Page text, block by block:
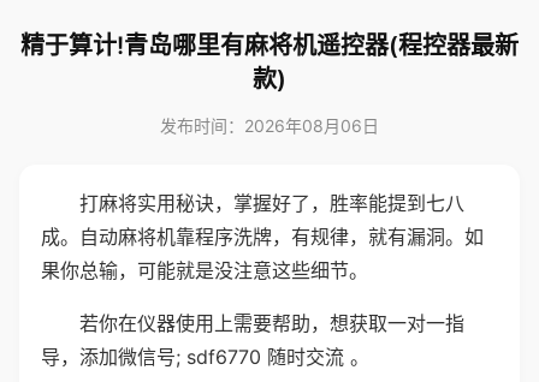
精于算计!青岛哪里有麻将机遥控器(程控器最新
款)
发布时间：2026年08月06日
打麻将实用秘诀，掌握好了，胜率能提到七八
成。自动麻将机靠程序洗牌，有规律，就有漏洞。如
果你总输，可能就是没注意这些细节。
若你在仪器使用上需要帮助，想获取一对一指
导，添加微信号; sdf6770 随时交流 。